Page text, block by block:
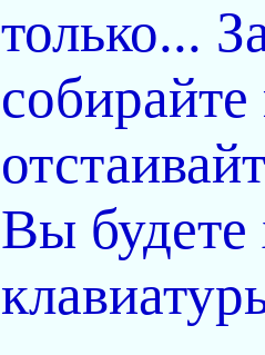
только...
Вы будете